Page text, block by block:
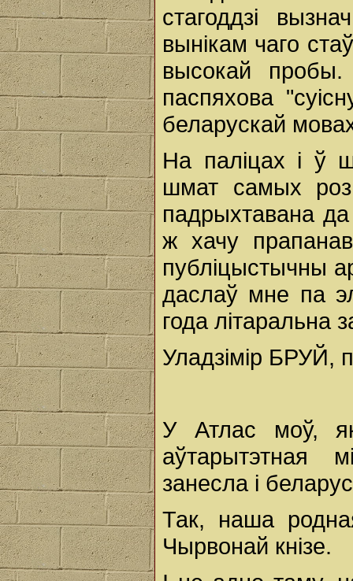
стагоддзі
вынікам чаго
высокай
паспяхова
беларускай
На паліцах і ў
шмат самых
падрыхтавана
ж хачу
публіцыстычны
даслаў мне па
года літаральна
Уладзімір БРУЙ,
У Атлас моў,
аўтарытэтная
занесла і
Так, наша
Чырвонай кнізе.